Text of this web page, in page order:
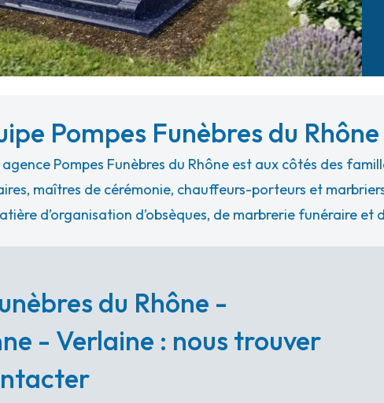
Pompes Funèbres du
Pompes Funèbres du Rhône est aux côtés des
maîtres de cérémonie, chauffeurs-porteurs et
d’organisation d’obsèques, de marbrerie funéraire et
du Rhône -
- Verlaine : nous trouver